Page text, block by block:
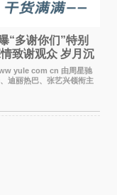
“多谢你们”特别
致谢观众 岁月沉
yule com cn 由周星驰
迪丽热巴、张艺兴领衔主
别出演，艾米、雪野、蔡
别介绍的喜剧电影《功夫